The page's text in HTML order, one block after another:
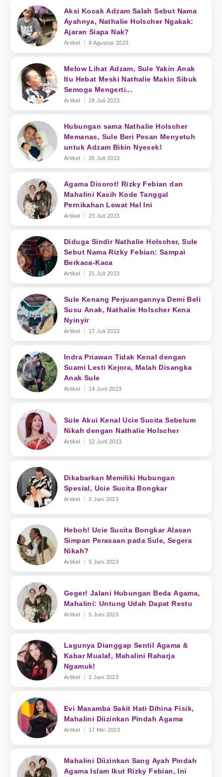
Aksi Kocak Adzam Salah Sebut Nama
Ayahnya, Nathalie Holscher Ngakak:
Ajaran Siapa Nak?
Artikel 8 Agustus 2023
Melow Lihat Adzam, Sule Yakin Anak
Itu Hebat Meski Nathalie Makin Sibuk
Semoga Mengerti...
Artikel 28 Juli 2023
Hubungan sama Nathalie Holscher
Memanas, Sule Beri Pesan Menyetuh
untuk Adzam Bikin Nyesek!
Artikel 26 Juli 2023
Agama Disorot! Rizky Febian dan
Mahalini Kasih Kode Tanggal
Pernikahan Lewat Hal Ini
Artikel 23 Juli 2023
Diduga Sindir Nathalie Holscher, Sule
Sebut Nama Rizky Febian: Sampai
Berkaca-Kaca
Artikel 21 Juli 2023
Sule Kenang Perjuangannya Demi Beli
Susu Anak, Nathalie Holscher Kena
Nyinyir
Artikel 17 Juli 2023
Indra Priawan Tidak Kenal dengan
Suami Lesti Kejora, Malah Disangka
Anak Sule
Artikel 14 Juni 2023
Sule Akui Kenal Ucie Sucita Sebelum
Nikah dengan Nathalie Holscher
Artikel 12 Juni 2023
Dikabarkan Memiliki Hubungan
Spesial, Ucie Sucita Bongkar
Artikel 5 Juni 2023
Heboh! Ucie Sucita Bongkar Alasan
Simpan Perasaan pada Sule, Segera
Nikah?
Artikel 5 Juni 2023
Geger! Jalani Hubungan Beda Agama,
Mahalini: Untung Udah Dapat Restu
Artikel 5 Juni 2023
Lagunya Dianggap Sentil Agama &
Kabar Mualaf, Mahalini Raharja
Ngamuk!
Artikel 2 Juni 2023
Evi Masamba Sakit Hati Dihina Fisik,
Mahalini Diizinkan Pindah Agama
Artikel 17 Mei 2023
Mahalini Diizinkan Sang Ayah Pindah
Agama Islam Ikut Rizky Febian, Ini